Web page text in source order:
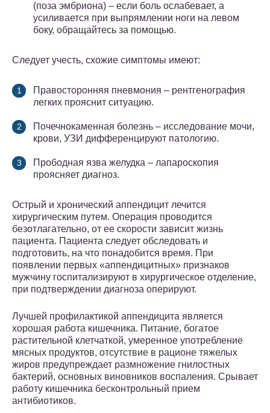
(поза эмбриона) – если боль ослабевает, а
усиливается при выпрямлении ноги на левом
боку, обращайтесь за помощью.
Следует учесть, схожие симптомы имеют:
Правосторонняя пневмония – рентгенография
легких прояснит ситуацию.
Почечнокаменная болезнь – исследование мочи,
крови, УЗИ дифференцируют патологию.
Прободная язва желудка – лапароскопия
проясняет диагноз.
Острый и хронический аппендицит лечится
хирургическим путем. Операция проводится
безотлагательно, от ее скорости зависит жизнь
пациента. Пациента следует обследовать и
подготовить, на что понадобится время. При
появлении первых «аппендицитных» признаков
мужчину госпитализируют в хирургическое отделение,
при подтверждении диагноза оперируют.
Лучшей профилактикой аппендицита является
хорошая работа кишечника. Питание, богатое
растительной клетчаткой, умеренное употребление
мясных продуктов, отсутствие в рационе тяжелых
жиров предупреждает размножение гнилостных
бактерий, основных виновников воспаления. Срывает
работу кишечника бесконтрольный прием
антибиотиков.